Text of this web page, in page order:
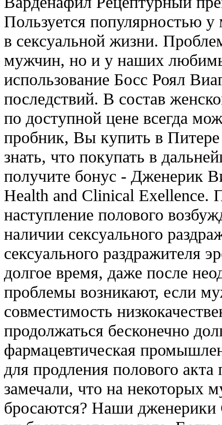
Пользуется популярностью
в сексуальной жизни.
мужчин, но и у наших
использование Босс Роял
последствий. В состав
по доступной цене всегда
пробник, Вы купить в Питере
знать, что покупать в
получите бонус - Дженерик
Health and Clinical Exellence.
наступление полового
наличии сексуального
сексуального раздражителя
долгое время, даже после
проблемы возникают, если
совместимость
продолжаться бесконечно
фармацевтическая
для продления полового
замечали, что на
бросаются? Наши дженерики